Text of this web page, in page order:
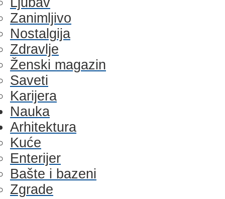
Zanimljivo
Nostalgija
Zdravlje
Ženski magazin
Saveti
Karijera
Nauka
Arhitektura
Kuće
Enterijer
Bašte i bazeni
Zgrade